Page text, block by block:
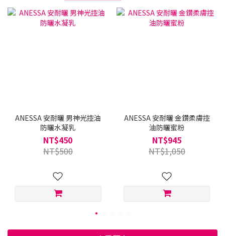
ANESSA 安耐曬 男神光控油
防曬水凝乳
NT$450
NT$500
ANESSA 安耐曬 金鑽柔膚控
油防曬蜜粉
NT$945
NT$1,050